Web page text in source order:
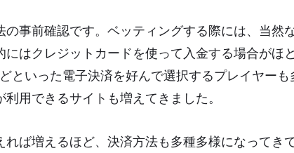
事前確認です。ベッティングする際には、当然
はクレジットカードを使って入金する場合がほ
といった電子決済を好んで選択するプレイヤーも
用できるサイトも増えてきました。
ば増えるほど、決済方法も多種多様になってき